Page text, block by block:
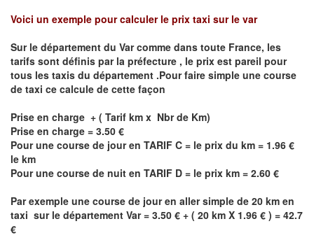
Voici un exemple pour calculer le prix taxi sur le var
Sur le département du Varcomme dans toute France, les
tarifs sont définis par la préfecture , le prix est pareil pour
tous les taxis du département .Pour faire simple une course
de taxi ce calcule de cette façon
Prise en charge + ( Tarif km x Nbr de Km)
Prise en charge = 3.50 €
Pour une course de jour en TARIF C = le prix du km = 1.96 €
le km
Pour une course de nuit en TARIF D = le prix km = 2.60 €
Par exemple une course de jour en aller simple de 20 km en
taxi sur le département Var= 3.50 € + ( 20 km X 1.96 € ) = 42.7
€